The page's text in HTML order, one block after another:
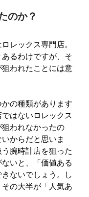
のか？
レックス専門店。
るわけですが、そ
われたことには意
の種類があります
はないロレックス
われなかったの
からだと思いま
腕時計店を狙った
いと、「価値ある
ないでしょう。し
の大半が「人気あ